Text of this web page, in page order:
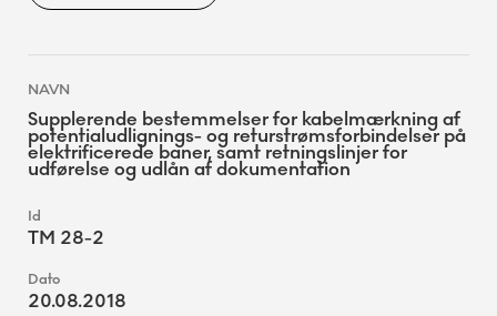
Supplerende bestemmelser for kabelmærkning af
potentialudlignings- og returstrømsforbindelser på
elektrificerede baner, samt retningslinjer for
udførelse og udlån af dokumentation
TM 28-2
20.08.2018